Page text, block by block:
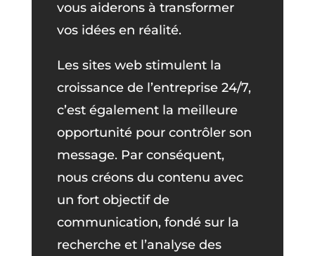
vous aiderons à transformer
vos idées en réalité.
Les sites web stimulent la
croissance de l’entreprise 24/7,
c’est également la meilleure
opportunité pour contrôler son
message. Par conséquent,
nous créons du contenu avec
un fort objectif de
communication, fondé sur la
recherche et l’analyse des